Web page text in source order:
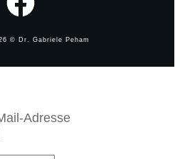
© Dr. Gabriele Peham
Adresse